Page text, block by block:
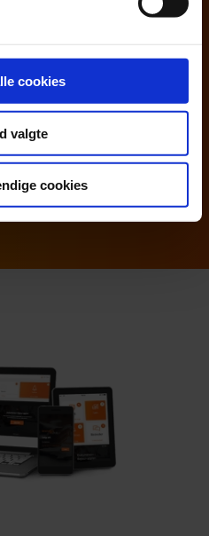
cookies
valgte
cookies
af virksomhed?
i god tid